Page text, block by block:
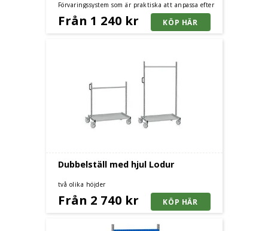
Förvaringssystem som är praktiska att anpassa efter
era behov, Finns i olika storlekar.
Från 1 240 kr
Dubbelställ med hjul Lodur
två olika höjder
Från 2 740 kr